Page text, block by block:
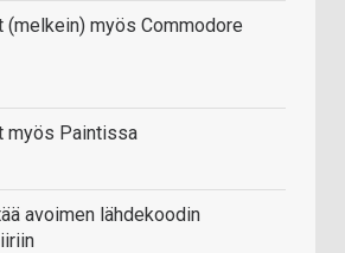
(melkein) myös Commodore
myös Paintissa
avoimen lähdekoodin